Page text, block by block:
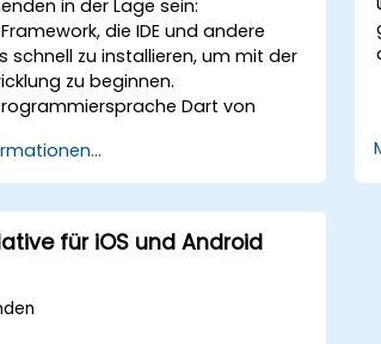
in der Lage sein:
die IDE und andere
schnell zu installieren, um mit der
zu beginnen.
Dart von
mobiler Apps zu nutzen.
einer einzigen Codebasis
Apps zu testen und
die auf iOS- und
Geräten laufen.
Layouts und Animationen
für iOS und Android